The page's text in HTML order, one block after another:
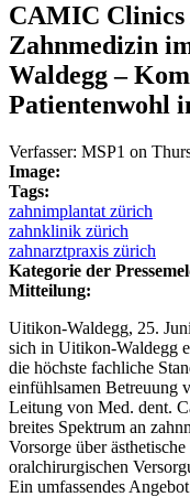
CAMIC
Zahnmedizin
Waldegg –
Patientenwohl
Verfasser: MSP1 on
Image:
Tags:
zahnimplantat zürich
zahnklinik zürich
zahnarztpraxis zürich
Kategorie der
Mitteilung:
Uitikon-Waldegg, 25.
sich in Uitikon-Waldegg
die höchste fachliche
einfühlsamen Betreuung
Leitung von Med. dent.
breites Spektrum an
Vorsorge über
oralchirurgischen
Ein umfassendes